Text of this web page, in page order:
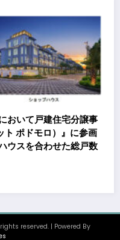
受の生産能力増強投資
ットメント契約締結に